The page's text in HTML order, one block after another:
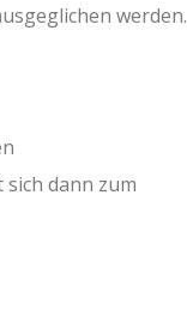
werden.
dann zum